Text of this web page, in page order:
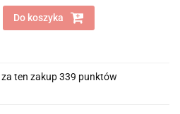
Do koszyka
ten zakup 339 punktów